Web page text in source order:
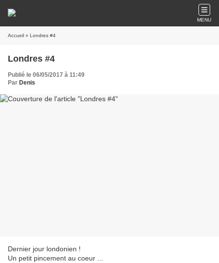
MENU
Accueil » Londres #4
Londres #4
Publié le 06/05/2017 à 11:49
Par Denis
Dernier jour londonien !
Un petit pincement au coeur ...